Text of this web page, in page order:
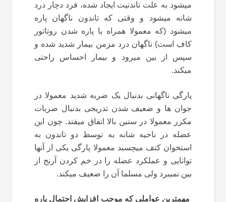
میشود به علت تاندنیت ایجاد شده، فرد دچار درد
شانه میشود و وقتی که تاندون ناگهان پاره
میشود (که معمولا همراه با پاره شدن روتاتور
کاف است) ناگهان درد مزمن بیمار شدید شده و
سپس از بین میرود و بیمار احساس راحتی
میکند.
پارگی ناگهانی بدنبال یک ضربه شدید معمولا در
جوان ها و ضعیف شدن تدریجی بدنبال ضربات
مکرر معمولا در سنین بالا اتفاق میفتد. چون این
عضله در ناحیه شانه به توسط دو تاندون به
استخوان کتف میچسبد معمولا پارگی یکی از آنها
توانایی و عملکرد عضله را در خم کردن آرنج از
بین نمیبرد ولی مسلما آن را ضعیف میکند.
مهمترین عواملی که موجب افزایش احتمال پاره